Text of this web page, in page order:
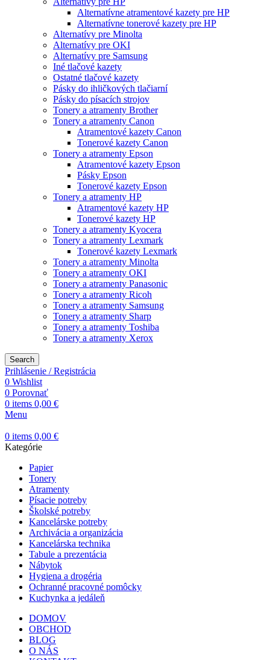
Alternatívne atramentové kazety pre HP
Alternatívne tonerové kazety pre HP
Alternatívy pre Minolta
Alternatívy pre OKI
Alternatívy pre Samsung
Iné tlačové kazety
Ostatné tlačové kazety
Pásky do ihličkových tlačiarní
Pásky do písacích strojov
Tonery a atramenty Brother
Tonery a atramenty Canon
Atramentové kazety Canon
Tonerové kazety Canon
Tonery a atramenty Epson
Atramentové kazety Epson
Pásky Epson
Tonerové kazety Epson
Tonery a atramenty HP
Atramentové kazety HP
Tonerové kazety HP
Tonery a atramenty Kyocera
Tonery a atramenty Lexmark
Tonerové kazety Lexmark
Tonery a atramenty Minolta
Tonery a atramenty OKI
Tonery a atramenty Panasonic
Tonery a atramenty Ricoh
Tonery a atramenty Samsung
Tonery a atramenty Sharp
Tonery a atramenty Toshiba
Tonery a atramenty Xerox
Search
Prihlásenie / Registrácia
0 Wishlist
0 Porovnať
0 items 0,00 €
Menu
0 items 0,00 €
Kategórie
Papier
Tonery
Atramenty
Písacie potreby
Školské potreby
Kancelárske potreby
Archivácia a organizácia
Kancelárska technika
Tabule a prezentácia
Nábytok
Hygiena a drogéria
Ochranné pracovné pomôcky
Kuchynka a jedáleň
DOMOV
OBCHOD
BLOG
O NÁS